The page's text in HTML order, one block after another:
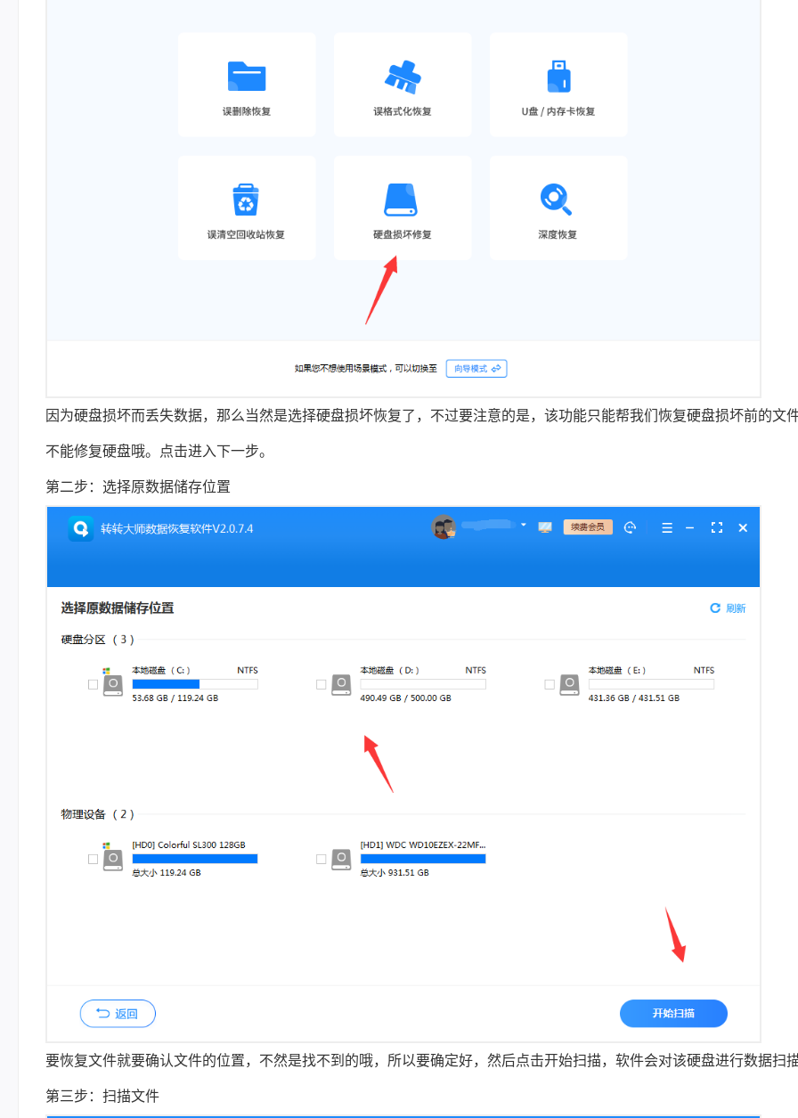
因为硬盘损坏而丢失数据，那么当然是选择硬盘损坏恢复了，不过要注意的是，该功能只能帮我们恢复硬盘损坏前的文
不能修复硬盘哦。点击进入下一步。
第二步：选择原数据储存位置
要恢复文件就要确认文件的位置，不然是找不到的哦，所以要确定好，然后点击开始扫描，软件会对该硬盘进行数据扫
第三步：扫描文件